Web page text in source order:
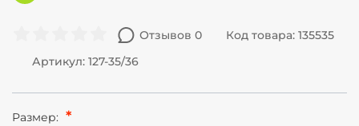
Отзывов 0
Код товара: 135535
Артикул: 127-35/36
Размер: